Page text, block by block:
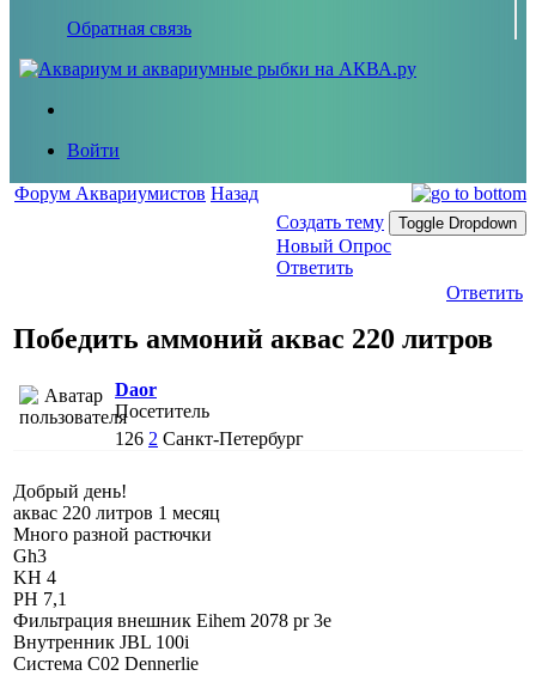
Обратная связь
Войти
Форум Аквариумистов Назад
Создать тему
Toggle Dropdown
Новый Опрос
Ответить
Ответить
Победить аммоний аквас 220 литров
Daor
Посетитель
126 2 Санкт-Петербург
Добрый день!
аквас 220 литров 1 месяц
Много разной растючки
Gh3
KH 4
PH 7,1
Фильтрация внешник Eihem 2078 pr 3e
Внутренник JBL 100i
Система C02 Dennerlie